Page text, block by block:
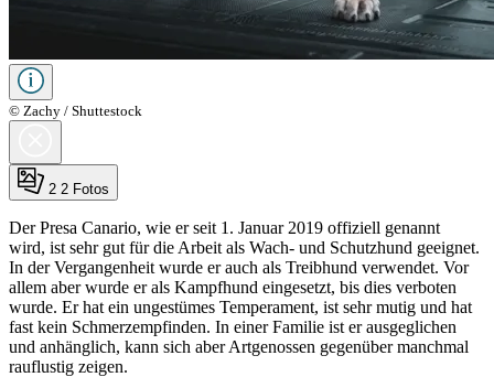
© Zachy / Shuttestock
2 2 Fotos
Der Presa Canario, wie er seit 1. Januar 2019 offiziell genannt
wird, ist sehr gut für die Arbeit als Wach- und Schutzhund geeignet.
In der Vergangenheit wurde er auch als Treibhund verwendet. Vor
allem aber wurde er als Kampfhund eingesetzt, bis dies verboten
wurde. Er hat ein ungestümes Temperament, ist sehr mutig und hat
fast kein Schmerzempfinden. In einer Familie ist er ausgeglichen
und anhänglich, kann sich aber Artgenossen gegenüber manchmal
rauflustig zeigen.